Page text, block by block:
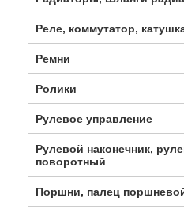
Реле, коммутатор,
Ремни
Ролики
Рулевое управление
Рулевой наконечник,
поворотный
Поршни, палец